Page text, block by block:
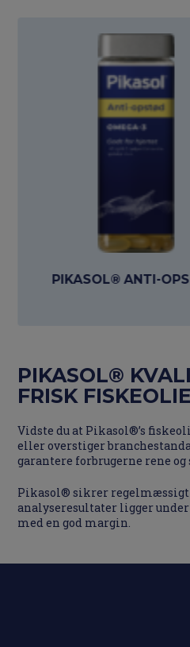
PIKASOL® ANTI-
PIKASOL®
FRISK FISKEOLIE
Vidste du at Pikasol®’s
eller overstiger
garantere forbrugerne rene
Pikasol® sikrer regelmæssigt
analyseresultater ligger under
med en god margin.